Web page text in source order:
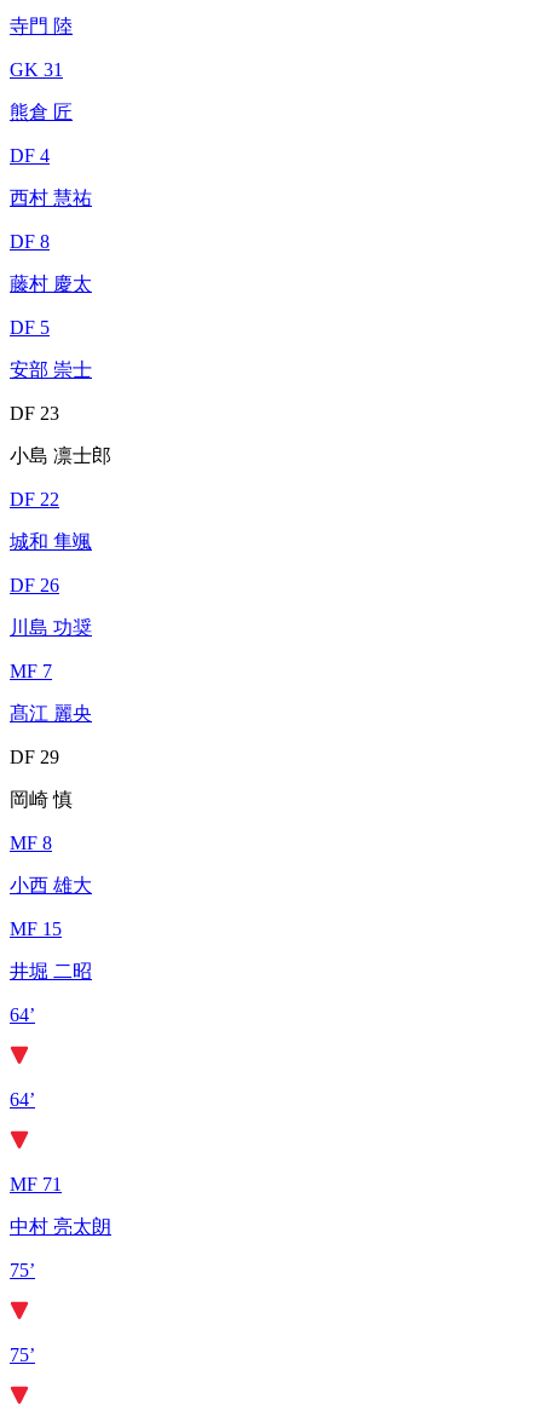
寺門 陸
GK 31
熊倉 匠
DF 4
西村 慧祐
DF 8
藤村 慶太
DF 5
安部 崇士
DF 23
小島 凛士郎
DF 22
城和 隼颯
DF 26
川島 功奨
MF 7
髙江 麗央
DF 29
岡崎 慎
MF 8
小西 雄大
MF 15
井堀 二昭
64’
64’
MF 71
中村 亮太朗
75’
75’